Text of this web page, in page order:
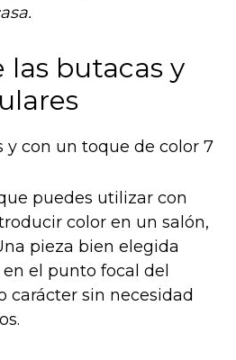
las butacas y
puedes utilizar con
color en un salón,
pieza bien elegida
el punto focal del
carácter sin necesidad